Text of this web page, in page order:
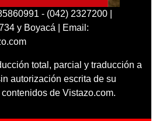
- (042) 2327200 |
y Boyacá | Email:
total, parcial y traducción a
autorización escrita de su
de Vistazo.com.